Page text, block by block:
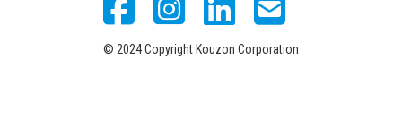
© 2024 Copyright Kouzon Corporation